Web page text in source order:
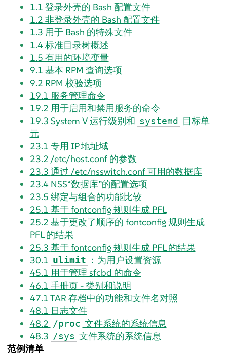
1.1 登录外壳的 Bash 配置文件
1.2 非登录外壳的 Bash 配置文件
1.3 用于 Bash 的特殊文件
1.4标准目录树概述
1.5 有用的环境变量
9.1 基本 RPM 查询选项
9.2 RPM 校验选项
19.1 服务管理命令
19.2 用于启用和禁用服务的命令
19.3 System V 运行级别和 systemd 目标单
元
23.1 专用 IP 地址域
23.2 /etc/host.conf 的参数
23.3 通过 /etc/nsswitch.conf 可用的数据库
23.4 NSS“数据库”的配置选项
23.5 绑定与组合的功能比较
25.1 基于 fontconfig 规则生成 PFL
25.2 基于更改了顺序的 fontconfig 规则生成
PFL 的结果
25.3 基于 fontconfig 规则生成 PFL 的结果
30.1 ulimit
：为用户设置资源
45.1 用于管理 sfcbd 的命令
46.1 手册页 - 类别和说明
47.1TAR 存档中的功能和文件名对照
48.1 日志文件
48.2 /proc 文件系统的系统信息
48.3 /sys 文件系统的系统信息
范例清单